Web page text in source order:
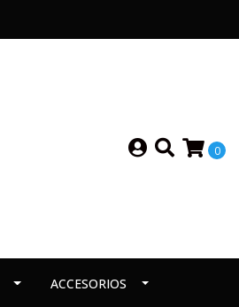
0
ACCESORIOS